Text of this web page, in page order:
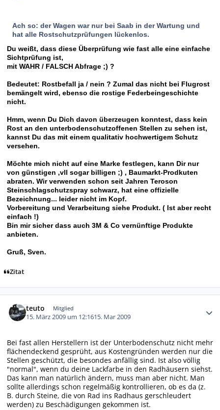
Ach so: der Wagen war nur bei Saab in der Wartung und
hat alle Rostschutzprüfungen lückenlos.
Du weißt, dass diese Überprüfung wie fast alle eine einfache
Sichtprüfung ist,
mit WAHR / FALSCH Abfrage ;) ?
Bedeutet: Rostbefall ja / nein ? Zumal das nicht bei Flugrost
bemängelt wird, ebenso die rostige Federbeingeschichte
nicht.
Hmm, wenn Du Dich davon überzeugen konntest, dass kein
Rost an den unterbodenschutzoffenen Stellen zu sehen ist,
kannst Du das mit einem qualitativ hochwertigem Schutz
versehen.
Möchte mich nicht auf eine Marke festlegen, kann Dir nur
von günstigen ,vll sogar billigen ;) , Baumarkt-Prodkuten
abraten. Wir verwenden schon seit Jahren Teroson
Steinschlagschutzspray schwarz, hat eine offizielle
Bezeichnung... leider nicht im Kopf.
Vorbereitung und Verarbeitung siehe Produkt. ( Ist aber recht
einfach !)
Bin mir sicher dass auch 3M & Co vernünftige Produkte
anbieten.
Gruß, Sven.
Zitat
teuto Mitglied
15. März 2009 um 12:1615. Mar 2009
Bei fast allen Herstellern ist der Unterbodenschutz nicht mehr
flächendeckend gesprüht, aus Kostengründen werden nur die
Stellen geschützt, die besondes anfällig sind. Ist also völlig
"normal", wenn du deine Lackfarbe in den Radhäusern siehst.
Das kann man natürlich ändern, muss man aber nicht. Man
sollte allerdings schon regelmäßig kontrollieren, ob es da (z.
B. durch Steine, die von Rad ins Radhaus gerschleudert
werden) zu Beschädigungen gekommen ist.